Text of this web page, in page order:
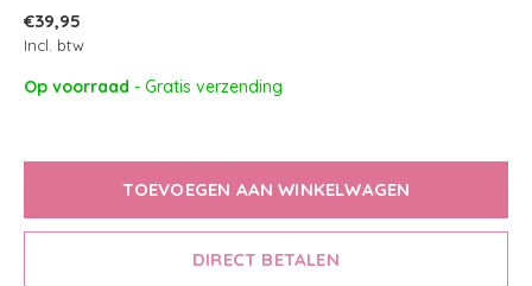
€39,95
Incl. btw
Op voorraad - Gratis verzending
TOEVOEGEN AAN WINKELWAGEN
DIRECT BETALEN